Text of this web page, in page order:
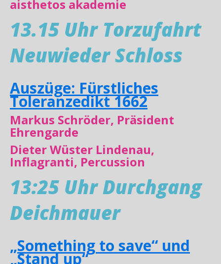
aisthetos akademie
13.15 Uhr Torzufahrt
Neuwieder Schloss
Auszüge: Fürstliches
Toleranzedikt 1662
Markus Schröder, Präsident
Ehrengarde
Dieter Wüster Lindenau,
Inflagranti, Percussion
13:25 Uhr Durchgang
Deichmauer
„Something to save“ und
„Stand up“